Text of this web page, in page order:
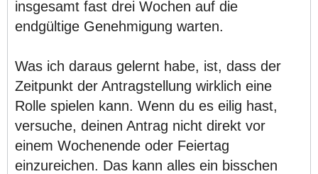
insgesamt fast drei Wochen auf die
endgültige Genehmigung warten.
Was ich daraus gelernt habe, ist, dass der
Zeitpunkt der Antragstellung wirklich eine
Rolle spielen kann. Wenn du es eilig hast,
versuche, deinen Antrag nicht direkt vor
einem Wochenende oder Feiertag
einzureichen. Das kann alles ein bisschen